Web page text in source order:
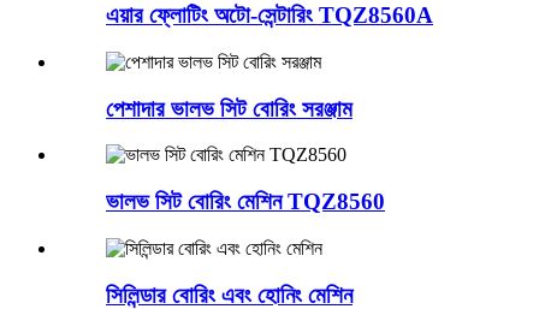
এয়ার ফ্লোটিং অটো-সেন্টারিং TQZ8560A
পেশাদার ভালভ সিট বোরিং সরঞ্জাম
ভালভ সিট বোরিং মেশিন TQZ8560
সিলিন্ডার বোরিং এবং হোনিং মেশিন